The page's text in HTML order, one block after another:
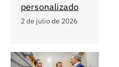
personalizado
2 de julio de 2026